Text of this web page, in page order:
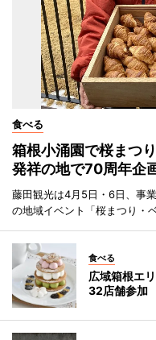
食べる
箱根小涌園で桜まつ
発祥の地で70周年企
藤田観光は4月5日・6日、事
の地域イベント「桜まつり・
食べる
広域箱根エ
32店舗参加